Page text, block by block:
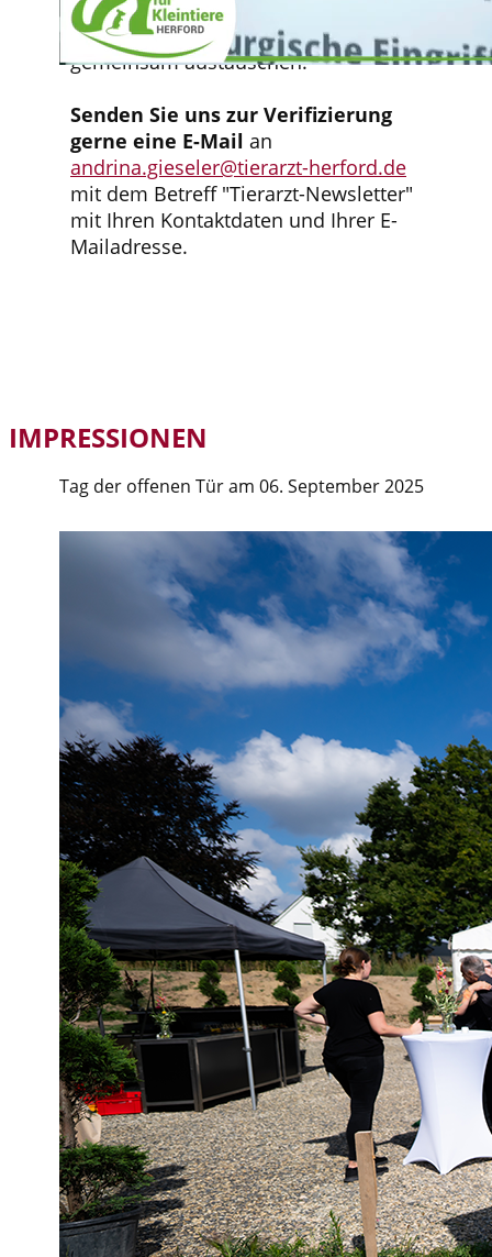
Fortbildungsreihen (meist mit ATF-
Stunden) bei denen wir uns auch
gemeinsam austauschen.
Senden Sie uns zur Verifizierung
gerne eine E-Mail an
andrina.gieseler@tierarzt-herford.de
mit dem Betreff "Tierarzt-Newsletter"
mit Ihren ​Kontaktdaten und Ihrer E-
Mailadresse.
IMPRESSIONEN
Tag der offenen Tür am 06. September 2025